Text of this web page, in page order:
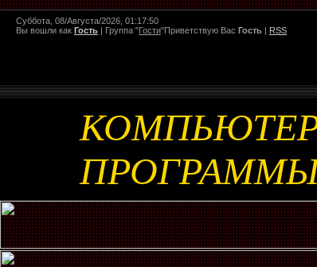
Суббота, 08/Августа/2026, 01:17:50
Вы вошли как Гость | Группа "Гости"Приветствую Вас Гость | RSS